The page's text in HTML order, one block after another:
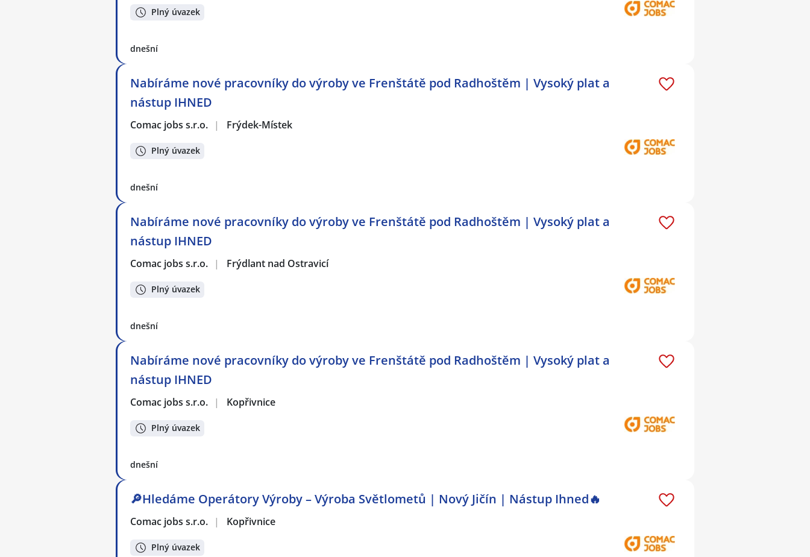
Plný úvazek
dnešní
Nabíráme nové pracovníky do výroby ve Frenštátě pod Radhoštěm | Vysoký plat a
nástup IHNED
Comac jobs s.r.o. | Frýdek-Místek
Plný úvazek
dnešní
Nabíráme nové pracovníky do výroby ve Frenštátě pod Radhoštěm | Vysoký plat a
nástup IHNED
Comac jobs s.r.o. | Frýdlant nad Ostravicí
Plný úvazek
dnešní
Nabíráme nové pracovníky do výroby ve Frenštátě pod Radhoštěm | Vysoký plat a
nástup IHNED
Comac jobs s.r.o. | Kopřivnice
Plný úvazek
dnešní
🔎Hledáme Operátory Výroby – Výroba Světlometů | Nový Jičín | Nástup Ihned🔥
Comac jobs s.r.o. | Kopřivnice
Plný úvazek